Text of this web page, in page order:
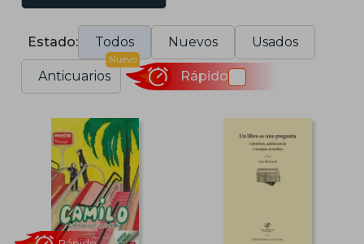
Estado: Todos Nuevos Usados
Anticuarios
Nuevo
Rápido